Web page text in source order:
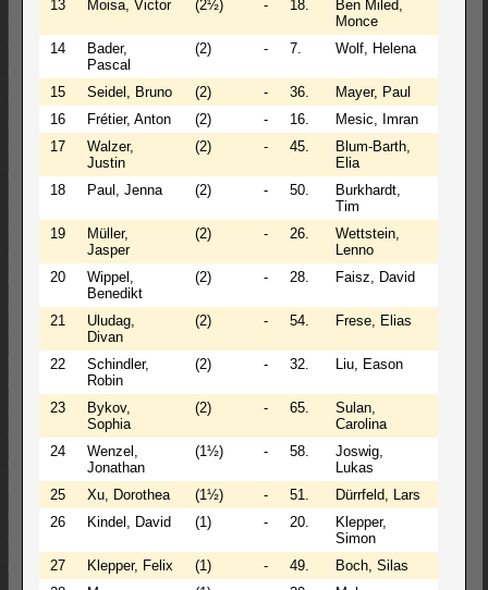
13 Moisa, Victor (2½) - 18.
Ben Miled,
Monce
14
Bader,
Pascal
(2) - 7. Wolf, Helena
15 Seidel, Bruno (2) - 36. Mayer, Paul
16
Frétier, Anton (2) - 16. Mesic, Imran
17
Walzer,
Justin
(2) - 45.
Blum-Barth,
Elia
18 Paul, Jenna (2) - 50.
Burkhardt,
Tim
19
Müller,
Jasper
(2) - 26.
Wettstein,
Lenno
20
Wippel,
Benedikt
(2) - 28. Faisz, David
21
Uludag,
Divan
(2) - 54. Frese, Elias
22
Schindler,
Robin
(2) - 32. Liu, Eason
23
Bykov,
Sophia
(2) - 65.
Sulan,
Carolina
24
Wenzel,
Jonathan
(1½) - 58.
Joswig,
Lukas
25 Xu, Dorothea (1½) - 51. Dürrfeld, Lars
26
Kindel, David (1) - 20.
Klepper,
Simon
27 Klepper, Felix (1) - 49. Boch, Silas